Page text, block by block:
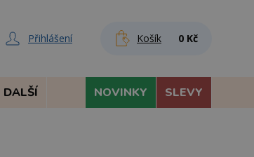
Přihlášení Košík 0 Kč
DALŠÍ NOVINKY SLEVY